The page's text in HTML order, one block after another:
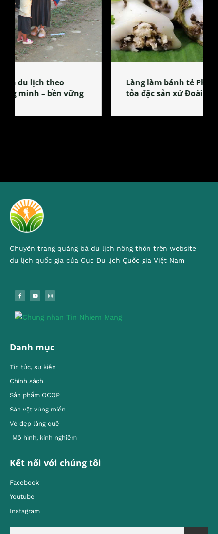
Làng làm bánh tẻ Phú Nhi – nơi lan
tỏa đặc sản xứ Đoài
Chuyên trang quảng bá du lịch nông thôn trên website
du lịch quốc gia của Cục Du lịch Quốc gia Việt Nam
Danh mục
Tin tức, sự kiện
Chính sách
Sản phẩm OCOP
Sản vật vùng miền
Vẻ đẹp làng quê
Mô hình, kinh nghiêm
Kết nối với chúng tôi
Facebook
Youtube
Instagram